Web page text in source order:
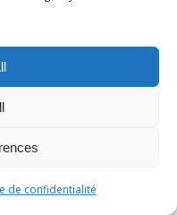
de confidentialité
Mr.
ses enfants
de tuer un
Lee a
2016